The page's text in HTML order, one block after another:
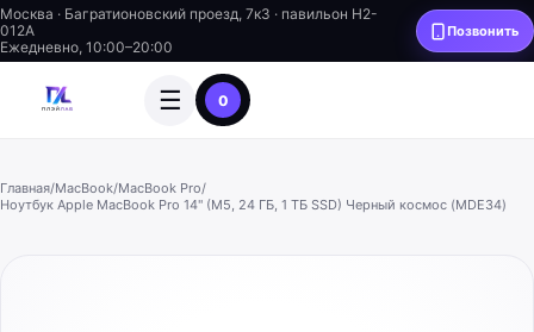
Москва · Багратионовский проезд, 7к3 · павильон H2-
012A
Ежедневно, 10:00–20:00
Позвонить
☰ 0
Главная/MacBook/MacBook Pro/
Ноутбук Apple MacBook Pro 14" (M5, 24 ГБ, 1 ТБ SSD) Черный космос (MDE34)